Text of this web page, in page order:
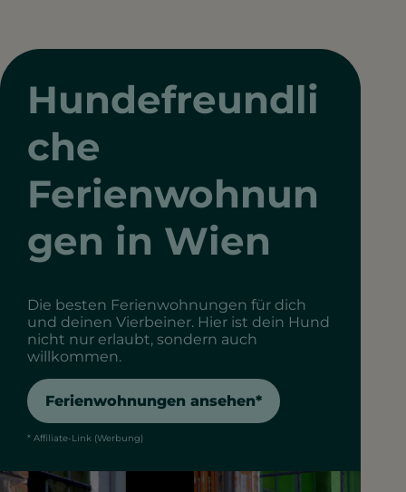
Hundefreundli
che
Ferienwohnun
gen in Wien
Die besten Ferienwohnungen für dich
und deinen Vierbeiner. Hier ist dein Hund
nicht nur erlaubt, sondern auch
willkommen.
Ferienwohnungen ansehen*
* Affiliate-Link (Werbung)